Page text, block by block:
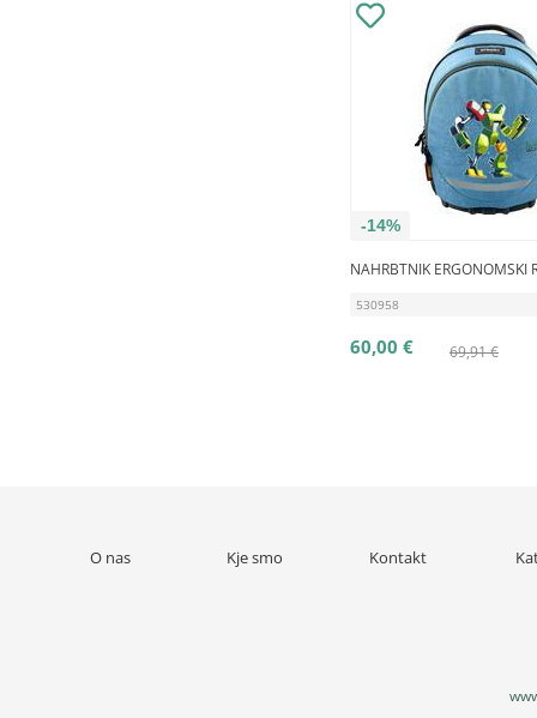
-14%
NAHRBTNIK ERGONOMSKI
530958
69,91 €
60,00 €
O nas Kje smo Kontakt